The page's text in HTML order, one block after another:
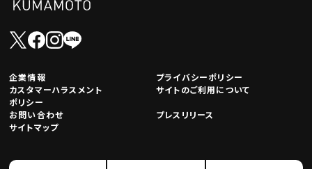
企業情報
プライバシーポリシー
カスタマーハラスメント
ポリシー
サイトのご利用について
お問い合わせ
プレスリリース
サイトマップ